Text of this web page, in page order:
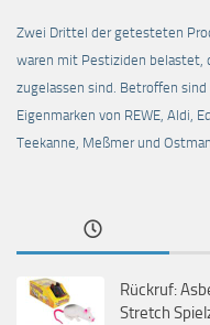
Zwei Drittel der getesteten
waren mit Pestiziden belastet,
zugelassen sind. Betroffen
Eigenmarken von REWE, Aldi,
Teekanne, Meßmer und
Rückruf:
Stretch